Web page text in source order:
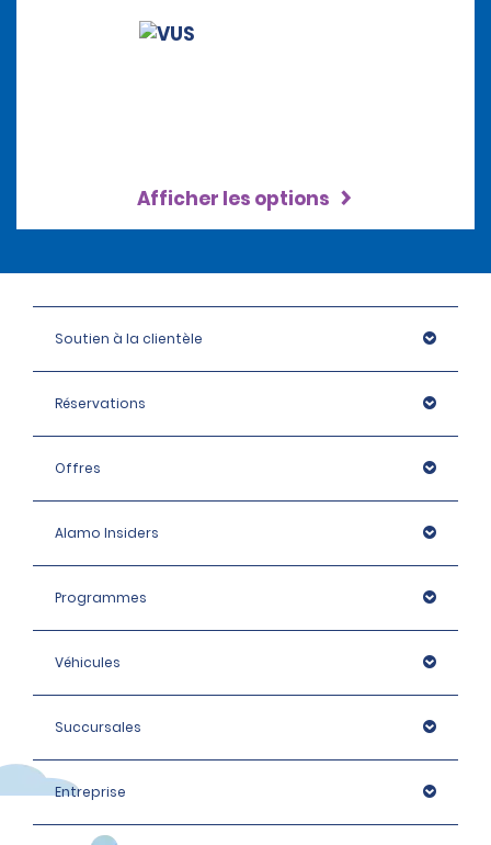
Afficher les options
Soutien à la clientèle
Réservations
Offres
Alamo Insiders
Programmes
Véhicules
Succursales
Entreprise